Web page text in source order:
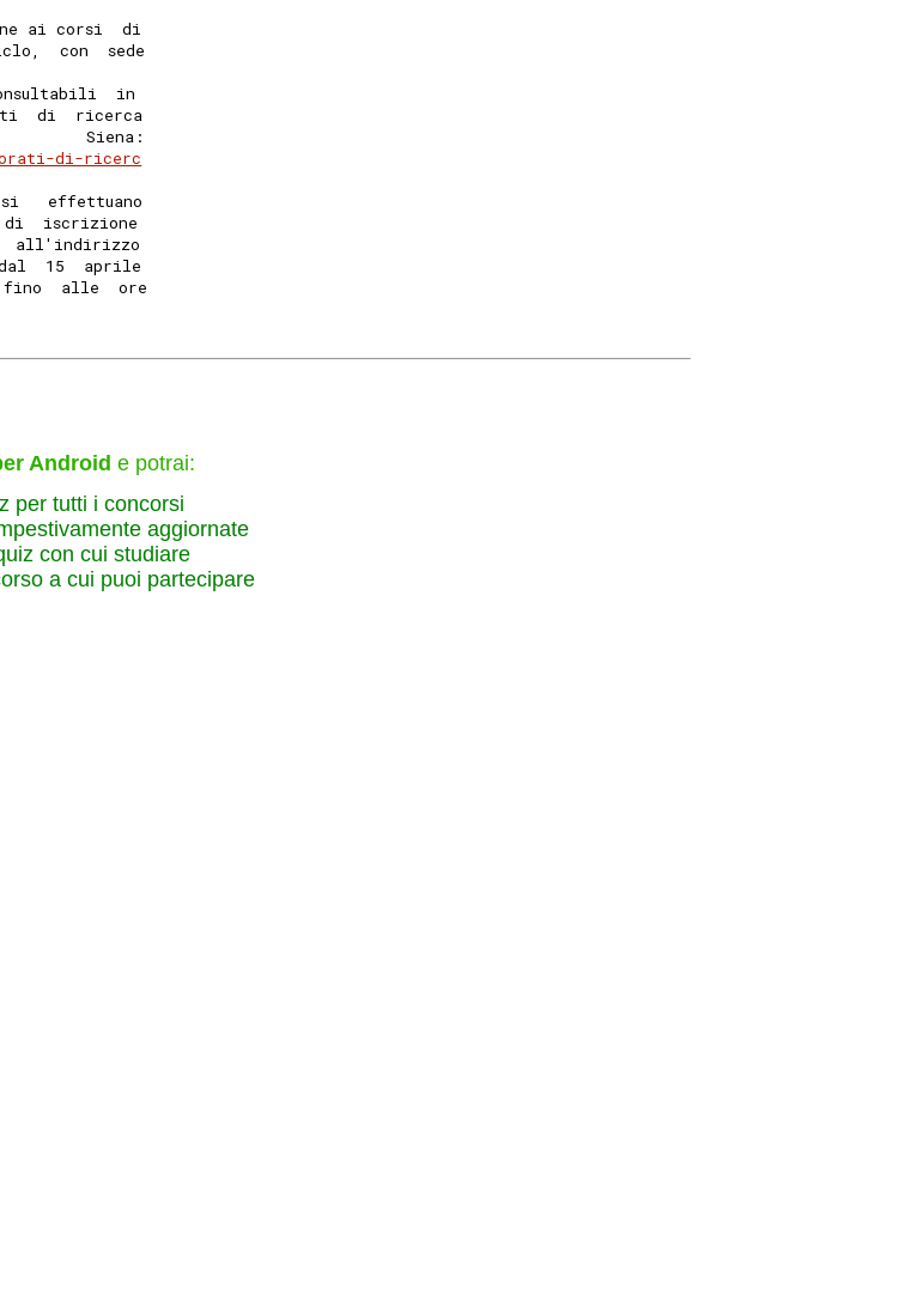
ai corsi  di
con  sede
in
di  ricerca
Siena:
di-ricerc
effettuano
di  iscrizione
all'indirizzo
15  aprile
fino  alle  ore
Android e potrai:
per tutti i concorsi
aggiornate
con cui studiare
a cui puoi partecipare